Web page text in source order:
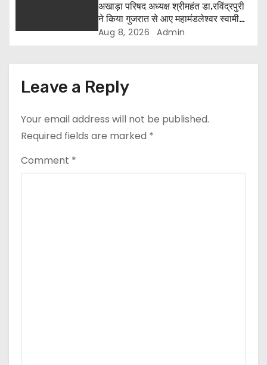
अखाड़ा परिषद अध्यक्ष श्रीमहंत डा.रविंद्रपुरी
ने किया गुजरात से आए महामंडलेश्वर स्वामी
कुर्षी पुरी और भक्तों का स्वागत
Aug 8, 2026 Admin
Leave a Reply
Your email address will not be published.
Required fields are marked *
Comment *